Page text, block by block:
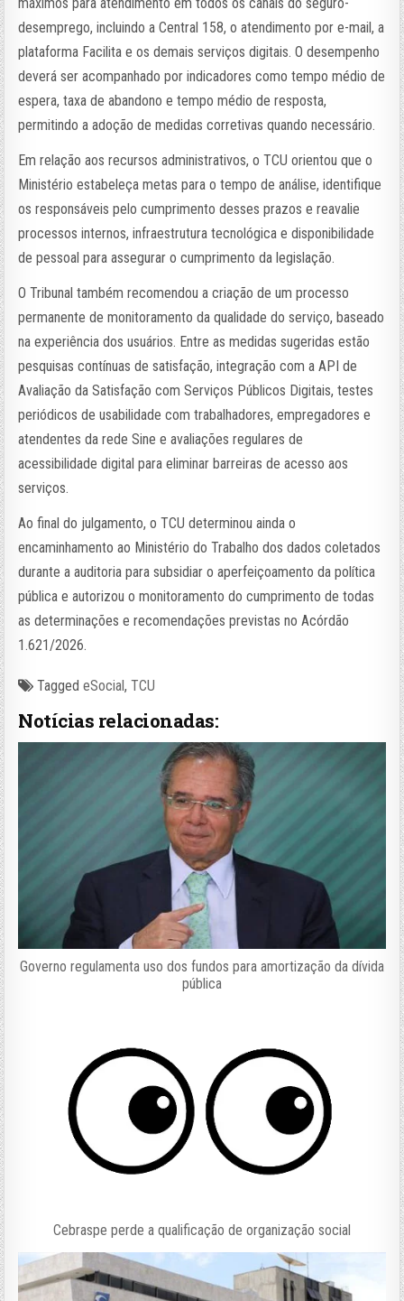
desemprego, incluindo a Central 158, o atendimento por e-mail, a
plataforma Facilita e os demais serviços digitais. O desempenho
deverá ser acompanhado por indicadores como tempo médio de
espera, taxa de abandono e tempo médio de resposta,
permitindo a adoção de medidas corretivas quando necessário.
Em relação aos recursos administrativos, o TCU orientou que o
Ministério estabeleça metas para o tempo de análise, identifique
os responsáveis pelo cumprimento desses prazos e reavalie
processos internos, infraestrutura tecnológica e disponibilidade
de pessoal para assegurar o cumprimento da legislação.
O Tribunal também recomendou a criação de um processo
permanente de monitoramento da qualidade do serviço, baseado
na experiência dos usuários. Entre as medidas sugeridas estão
pesquisas contínuas de satisfação, integração com a API de
Avaliação da Satisfação com Serviços Públicos Digitais, testes
periódicos de usabilidade com trabalhadores, empregadores e
atendentes da rede Sine e avaliações regulares de
acessibilidade digital para eliminar barreiras de acesso aos
serviços.
Ao final do julgamento, o TCU determinou ainda o
encaminhamento ao Ministério do Trabalho dos dados coletados
durante a auditoria para subsidiar o aperfeiçoamento da política
pública e autorizou o monitoramento do cumprimento de todas
as determinações e recomendações previstas no Acórdão
1.621/2026.
TaggedeSocial,TCU
Notícias relacionadas:
Governo regulamenta uso dos fundos para amortização da dívida
pública
Cebraspe perde a qualificação de organização social